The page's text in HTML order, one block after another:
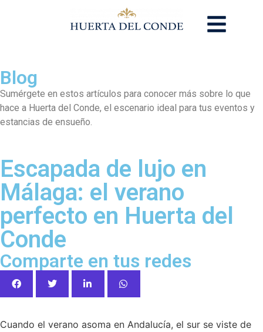
Blog
Sumérgete en estos artículos para conocer más sobre lo que
hace a Huerta del Conde, el escenario ideal para tus eventos y
estancias de ensueño.
Escapada de lujo en
Málaga: el verano
perfecto en Huerta del
Conde
Comparte en tus redes
Cuando el verano asoma en Andalucía, el sur se viste de